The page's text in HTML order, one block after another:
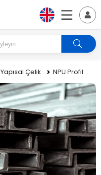
Yapısal Çelik NPU Profil